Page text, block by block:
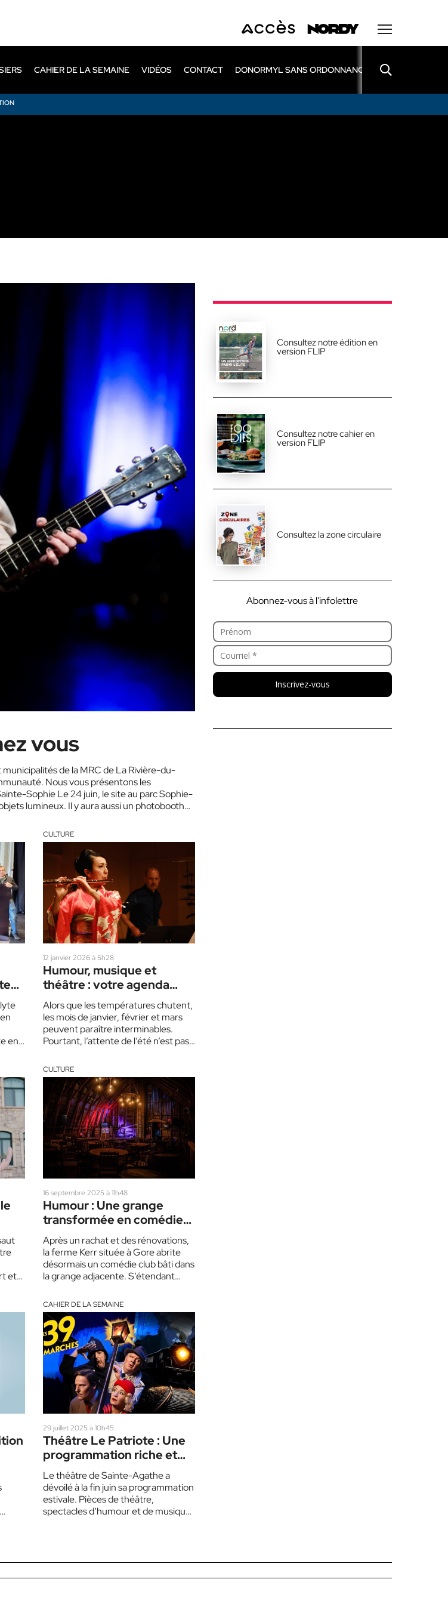
CAHIER DE LA SEMAINE VIDÉOS CONTACT DONORMYL SANS ORDONNANCE LEXOMIL SANS
vous
de la MRC de La Rivière-du-
Nous vous présentons les
Sophie Le 24 juin, le site au parc Sophie-
lumineux. Il y aura aussi un photobooth
en
CULTURE
12 janvier 2026 à 5h28
Humour, musique et
théâtre : votre agenda
culturel de janvier à mars
Alors que les températures chutent,
les mois de janvier, février et mars
peuvent paraître interminables.
Pourtant, l’attente de l’été n’est pas
et
CULTURE
16 septembre 2025 à 11h48
Humour : Une grange
transformée en comédie
club
Après un rachat et des rénovations,
la ferme Kerr située à Gore abrite
désormais un comédie club bâti dans
la grange adjacente. S’étendant
CAHIER DE LA SEMAINE
29 juillet 2025 à 10h45
Théâtre Le Patriote : Une
programmation riche et
variée
Le théâtre de Sainte-Agathe a
dévoilé à la fin juin sa programmation
estivale. Pièces de théâtre,
spectacles d’humour et de musique.
Consultez notre édition en
version FLIP
Consultez notre cahier en
version FLIP
Consultez la zone circulaire
Abonnez-vous à l'infolettre
Inscrivez-vous